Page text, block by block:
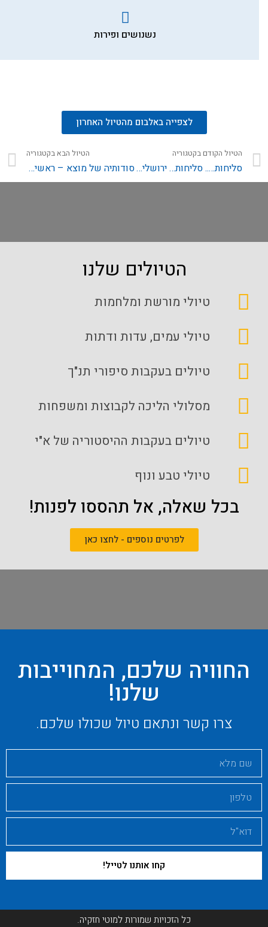
נשנושים ופירות
לצפייה באלבום מהטיול האחרון
הטיול הקודם בקטגוריה
סליחות….. סליחות… ירושלים של נחלאות!
הטיול הבא בקטגוריה
סודותיה של מוצא – ראשית ההתיישבות הציונית בהר
הטיולים שלנו
טיולי מורשת ומלחמות
טיולי עמים, עדות ודתות
טיולים בעקבות סיפורי תנ"ך
מסלולי הליכה לקבוצות ומשפחות
טיולים בעקבות ההיסטוריה של א"י
טיולי טבע ונוף
בכל שאלה, אל תהססו לפנות!
לפרטים נוספים - לחצו כאן
החוויה שלכם, המחוייבות
שלנו!
צרו קשר ונתאם טיול שכולו שלכם.
קחו אותנו לטייל!
כל הזכויות שמורות למוטי חזקיה.